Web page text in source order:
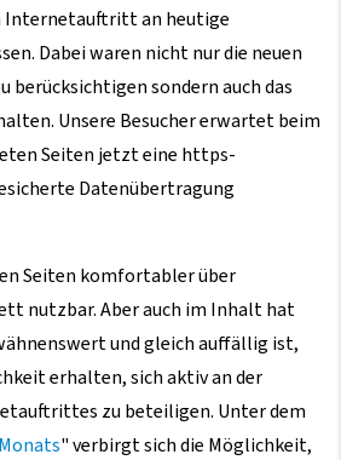
Internetauftritt an heutige
Dabei waren nicht nur die neuen
berücksichtigen sondern auch das
Unsere Besucher erwartet beim
Seiten jetzt eine https-
Datenübertragung
Seiten komfortabler über
nutzbar. Aber auch im Inhalt hat
und gleich auffällig ist,
erhalten, sich aktiv an der
zu beteiligen. Unter dem
" verbirgt sich die Möglichkeit,